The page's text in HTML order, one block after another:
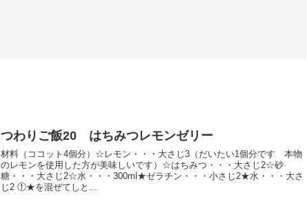
つわりご飯20 はちみつレモンゼリー
材料（ココット4個分）☆レモン・・・大さじ3（だいたい1個分です 本物
のレモンを使用した方が美味しいです）☆はちみつ・・・大さじ2☆砂
糖・・・大さじ2☆水・・・300ml★ゼラチン・・・小さじ2★水・・・大さ
じ2 ①★を混ぜてしと...